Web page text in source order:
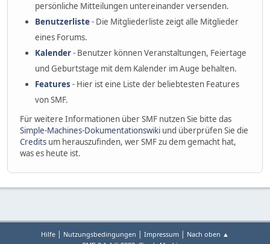
persönliche Mitteilungen untereinander versenden.
Benutzerliste- Die Mitgliederliste zeigt alle Mitglieder
eines Forums.
Kalender- Benutzer können Veranstaltungen, Feiertage
und Geburtstage mit dem Kalender im Auge behalten.
Features - Hier ist eine Liste der beliebtesten Features
von SMF.
Für weitere Informationen über SMF nutzen Sie bitte das
Simple-Machines-Dokumentationswiki und überprüfen Sie die
Credits um herauszufinden, wer SMF zu dem gemacht hat,
was es heute ist.
Hilfe | Nutzungsbedingungen | Impressum | Nach oben ▲